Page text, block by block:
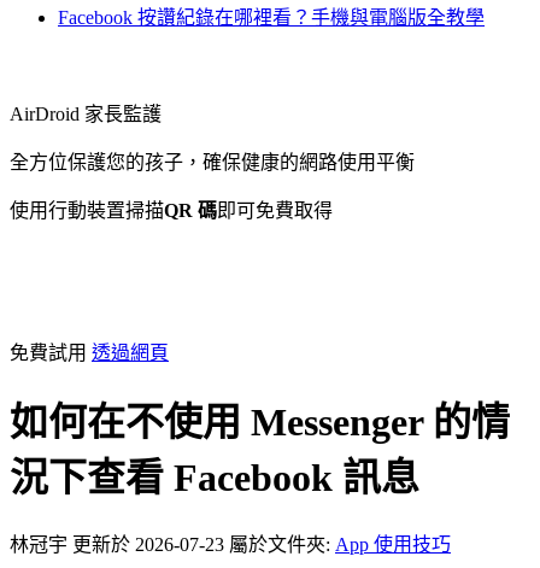
Facebook 按讚紀錄在哪裡看？手機與電腦版全教學
AirDroid 家長監護
全方位保護您的孩子，確保健康的網路使用平衡
使用行動裝置掃描QR 碼即可免費取得
免費試用 透過網頁
如何在不使用 Messenger 的情
況下查看 Facebook 訊息
林冠宇 更新於 2026-07-23 屬於文件夾: App 使用技巧